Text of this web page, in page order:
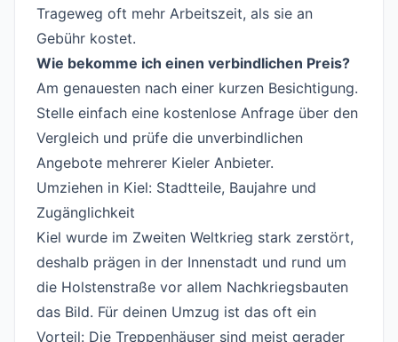
Trageweg oft mehr Arbeitszeit, als sie an
Gebühr kostet.
Wie bekomme ich einen verbindlichen Preis?
Am genauesten nach einer kurzen Besichtigung.
Stelle einfach eine kostenlose Anfrage über den
Vergleich und prüfe die unverbindlichen
Angebote mehrerer Kieler Anbieter.
Umziehen in Kiel: Stadtteile, Baujahre und
Zugänglichkeit
Kiel wurde im Zweiten Weltkrieg stark zerstört,
deshalb prägen in der Innenstadt und rund um
die Holstenstraße vor allem Nachkriegsbauten
das Bild. Für deinen Umzug ist das oft ein
Vorteil: Die Treppenhäuser sind meist gerader